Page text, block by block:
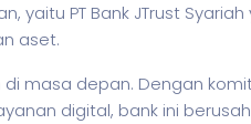
yaitu PT Bank JTrust
aset.
di masa depan. Dengan
digital, bank ini